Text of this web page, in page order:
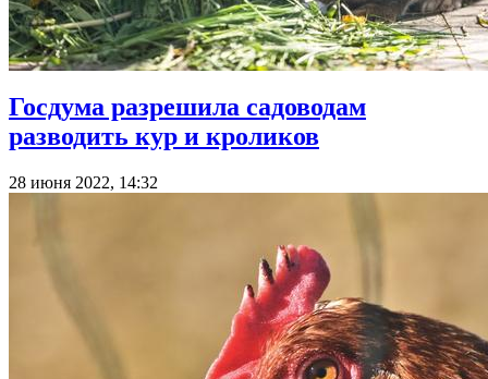
Госдума разрешила садоводам
разводить кур и кроликов
28 июня 2022, 14:32